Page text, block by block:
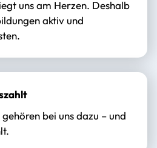
uns am Herzen. Deshalb
aktiv und
bei uns dazu – und